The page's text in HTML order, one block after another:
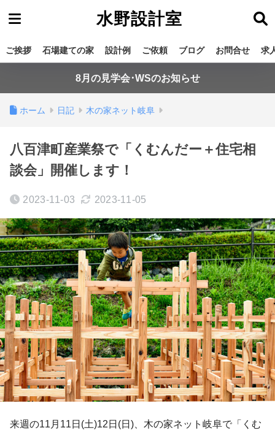
水野設計室
ご挨拶 石場建ての家 設計例 ご依頼 ブログ お問合せ 求
8月の見学会･WSのお知らせ
ホーム 日記 木の家ネット岐阜
八百津町産業祭で「くむんだー＋住宅相
談会」開催します！
2023-11-03 2023-11-05
来週の11月11日(土)12日(日)、木の家ネット岐阜で「くむ